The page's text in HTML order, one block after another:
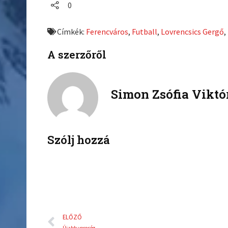
o
f
b
o
t
t
0
Címkék: Ferencváros, Futball, Lovrencsics Gergő,
A szerzőről
Simon Zsófia
Szólj hozzá
Előző
ELŐZŐ